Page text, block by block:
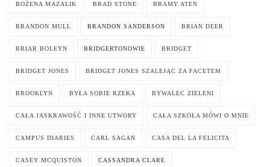
BOŻENA MAZALIK BRAD STONE BRAMY ATEN
BRANDON MULL BRANDON SANDERSON BRIAN DEER
BRIAR BOLEYN BRIDGERTONOWIE BRIDGET
BRIDGET JONES BRIDGET JONES SZALEJĄC ZA FACETEM
BROOKLYN BYŁA SOBIE RZEKA BYWALEC ZIELENI
CAŁA JASKRAWOŚĆ I INNE UTWORY CAŁA SZKOŁA MÓWI O MNIE
CAMPUS DIARIES CARL SAGAN CASA DEL LA FELICITA
CASEY MCQUISTON CASSANDRA CLARE